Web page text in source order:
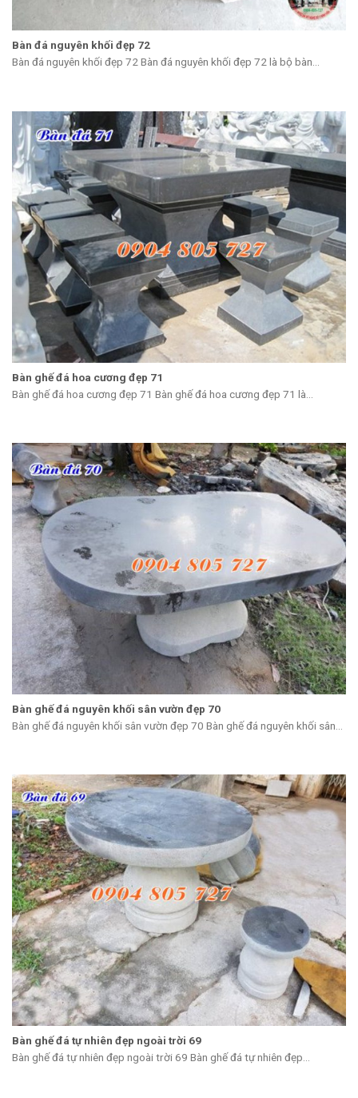
Bàn đá nguyên khối đẹp 72
Bàn đá nguyên khối đẹp 72 Bàn đá nguyên khối đẹp 72 là bộ bàn...
Bàn ghế đá hoa cương đẹp 71
Bàn ghế đá hoa cương đẹp 71 Bàn ghế đá hoa cương đẹp 71 là...
Bàn ghế đá nguyên khối sân vườn đẹp 70
Bàn ghế đá nguyên khối sân vườn đẹp 70 Bàn ghế đá nguyên khối sân...
Bàn ghế đá tự nhiên đẹp ngoài trời 69
Bàn ghế đá tự nhiên đẹp ngoài trời 69 Bàn ghế đá tự nhiên đẹp...